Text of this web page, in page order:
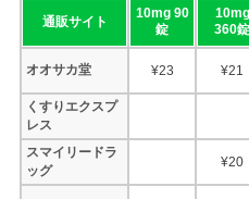
通販サイト
10mg 90
錠
10mg
360錠
オオサカ堂 ¥23 ¥21
くすりエクスプ
レス
スマイリードラ
ッグ
¥20